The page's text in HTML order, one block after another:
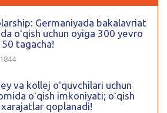
Germaniyada bakalavriat
oʻqish uchun oyiga 300 yevro
tagacha!
va kollej oʻquvchilari uchun
oʻqish imkoniyati; oʻqish
qoplanadi!